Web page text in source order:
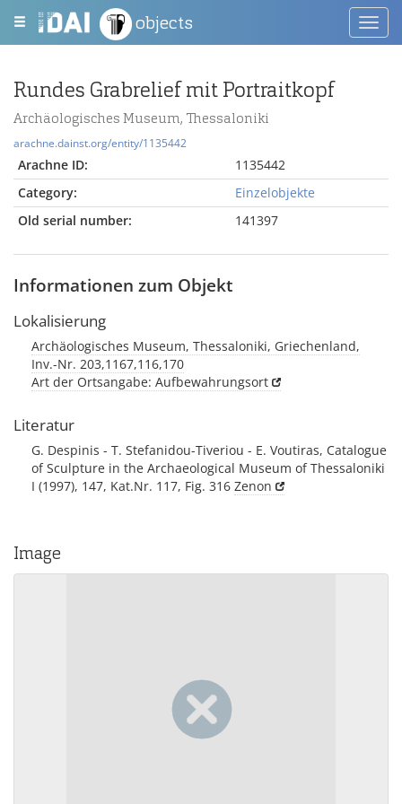
objects
Rundes Grabrelief mit Portraitkopf
Archäologisches Museum, Thessaloniki
arachne.dainst.org/entity/1135442
Arachne ID:
1135442
Category:
Einzelobjekte
Old serial number:
141397
Informationen zum Objekt
Lokalisierung
Archäologisches Museum, Thessaloniki, Griechenland,
Inv.-Nr. 203,1167,116,170
Art der Ortsangabe: Aufbewahrungsort
Literatur
G. Despinis - T. Stefanidou-Tiveriou - E. Voutiras, Catalogue
of Sculpture in the Archaeological Museum of Thessaloniki
I (1997), 147, Kat.Nr. 117, Fig. 316 Zenon
Image